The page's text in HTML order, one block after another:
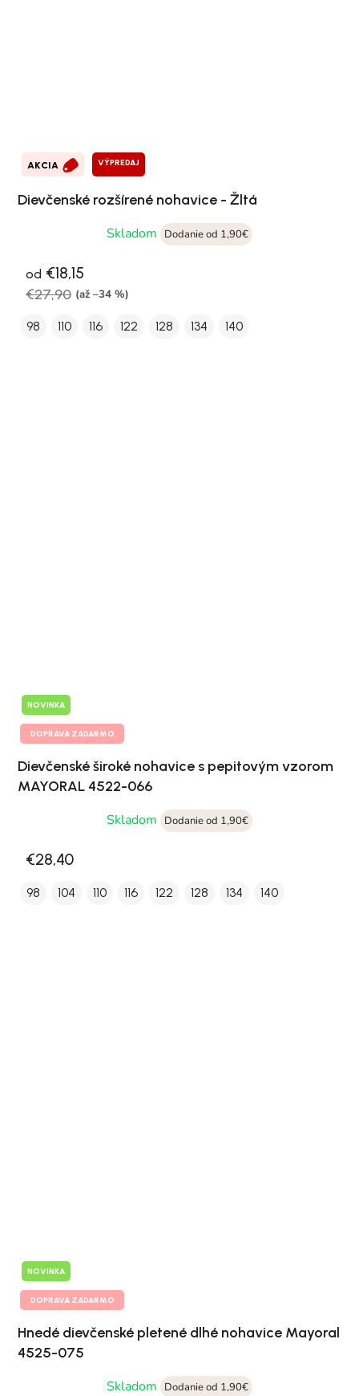
AKCIA VÝPREDAJ
Dievčenské rozšírené nohavice - Žltá
Skladom
Dodanie od 1,90€
od €18,15
€27,90 (až –34 %)
98 110 116 122 128 134 140
NOVINKA
DOPRAVA ZADARMO
Dievčenské široké nohavice s pepitovým vzorom
MAYORAL 4522-066
Skladom
Dodanie od 1,90€
€28,40
98 104 110 116 122 128 134 140
NOVINKA
DOPRAVA ZADARMO
Hnedé dievčenské pletené dlhé nohavice Mayoral
4525-075
Skladom
Dodanie od 1,90€